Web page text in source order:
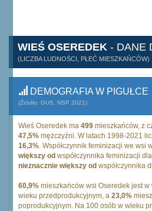
WIEŚ OSEREDEK - DANE
(LICZBA LUDNOŚCI, PŁEĆ MIESZKAŃCÓW)
DEMOGRAFIA W PIGUŁCE
(Źródło: GUS, NSP 2021)
Wieś Oseredek ma 499 mieszkańców, z
47,5% mężczyźni. W latach 1998-2021
16,3%. Współczynnik feminizacji we wsi
większy od współczynnika feminizacji
nieznacznie większy od współczynnika
60,9% mieszkańców wsi Oseredek jest
wieku przedprodukcyjnym, a 23,0%
poprodukcyjnym. Na 100 osób w wieku